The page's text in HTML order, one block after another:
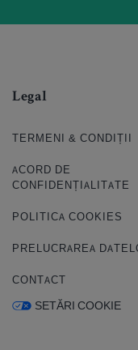
Legal
TERMENI & CONDIȚII
ACORD DE
CONFIDENȚIALITATE
POLITICA COOKIES
PRELUCRAREA
CONTACT
SETĂRI COOKIE